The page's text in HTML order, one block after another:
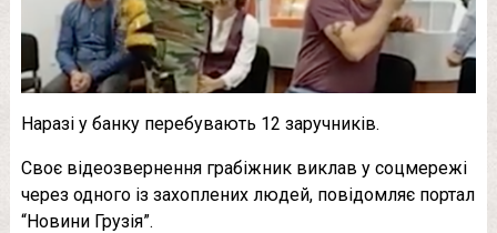
Наразі у банку перебувають 12 заручників.
Своє відеозвернення грабіжник виклав у соцмережі
через одного із захоплених людей, повідомляє портал
“Новини Грузія”.